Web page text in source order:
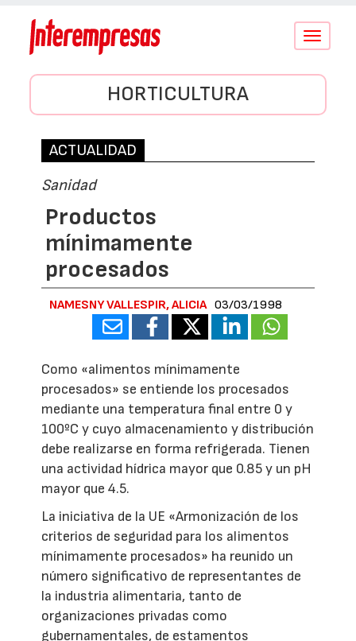
Conmutar
HORTICULTURA
ACTUALIDAD
Sanidad
Productos
mínimamente
procesados
NAMESNY VALLESPIR, ALICIA 03/03/1998
Como «alimentos mínimamente
procesados» se entiende los procesados
mediante una temperatura final entre 0 y
100ºC y cuyo almacenamiento y distribución
debe realizarse en forma refrigerada. Tienen
una actividad hídrica mayor que 0.85 y un pH
mayor que 4.5.
La iniciativa de la UE «Armonización de los
criterios de seguridad para los alimentos
mínimamente procesados» ha reunido un
número significativo de representantes de
la industria alimentaria, tanto de
organizaciones privadas como
gubernamentales, de estamentos